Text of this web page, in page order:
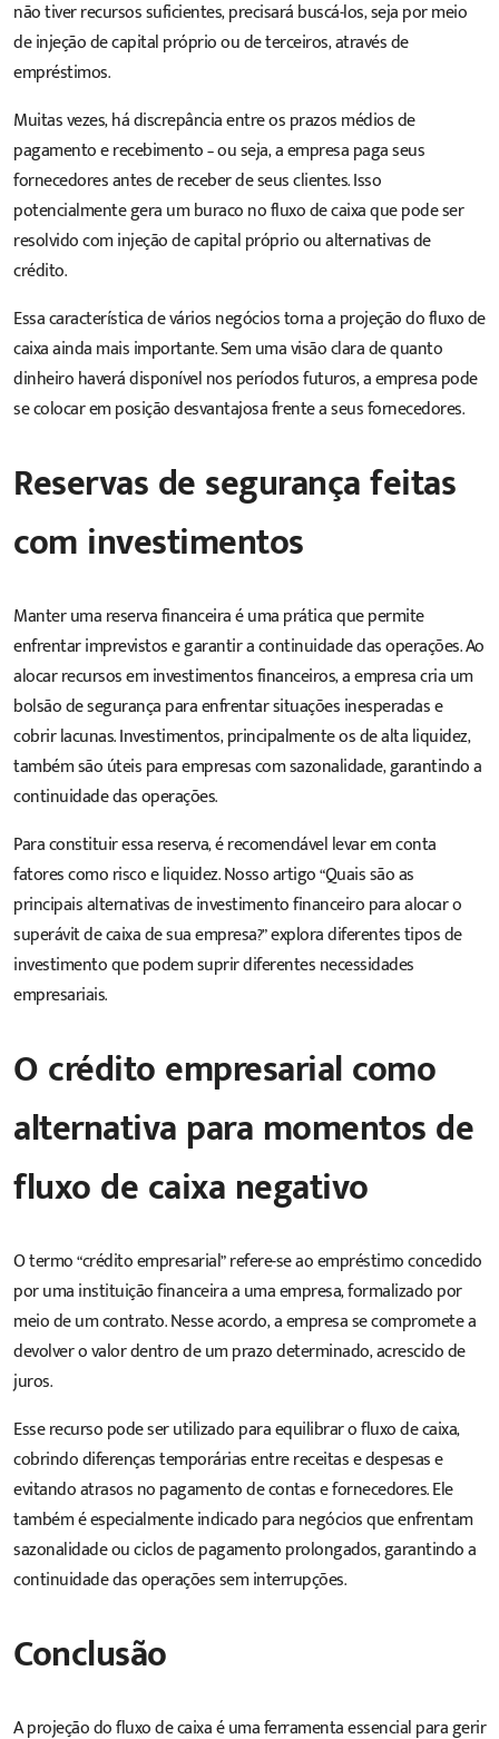
não tiver recursos suficientes, precisará buscá-los, seja por meio
de injeção de capital próprio ou de terceiros, através de
empréstimos.
Muitas vezes, há discrepância entre os prazos médios de
pagamento e recebimento – ou seja, a empresa paga seus
fornecedores antes de receber de seus clientes. Isso
potencialmente gera um buraco no fluxo de caixa que pode ser
resolvido com injeção de capital próprio ou alternativas de
crédito.
Essa característica de vários negócios torna a projeção do fluxo de
caixa ainda mais importante. Sem uma visão clara de quanto
dinheiro haverá disponível nos períodos futuros, a empresa pode
se colocar em posição desvantajosa frente a seus fornecedores.
Reservas de segurança feitas
com investimentos
Manter uma reserva financeira é uma prática que permite
enfrentar imprevistos e garantir a continuidade das operações. Ao
alocar recursos em investimentos financeiros, a empresa cria um
bolsão de segurança para enfrentar situações inesperadas e
cobrir lacunas. Investimentos, principalmente os de alta liquidez,
também são úteis para empresas com sazonalidade, garantindo a
continuidade das operações.
Para constituir essa reserva, é recomendável levar em conta
fatores como risco e liquidez. Nosso artigo “Quais são as
principais alternativas de investimento financeiro para alocar o
superávit de caixa de sua empresa?” explora diferentes tipos de
investimento que podem suprir diferentes necessidades
empresariais.
O crédito empresarial como
alternativa para momentos de
fluxo de caixa negativo
O termo “crédito empresarial” refere-se ao empréstimo concedido
por uma instituição financeira a uma empresa, formalizado por
meio de um contrato. Nesse acordo, a empresa se compromete a
devolver o valor dentro de um prazo determinado, acrescido de
juros.
Esse recurso pode ser utilizado para equilibrar o fluxo de caixa,
cobrindo diferenças temporárias entre receitas e despesas e
evitando atrasos no pagamento de contas e fornecedores. Ele
também é especialmente indicado para negócios que enfrentam
sazonalidade ou ciclos de pagamento prolongados, garantindo a
continuidade das operações sem interrupções.
Conclusão
A projeção do fluxo de caixa é uma ferramenta essencial para gerir